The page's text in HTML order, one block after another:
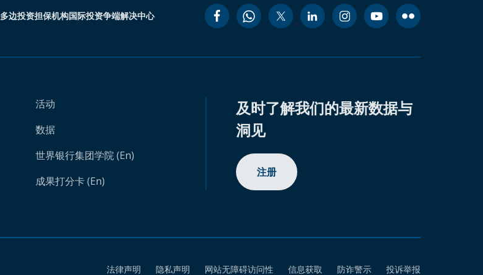
多边投资担保机构国际投资争端解决中心
活动
数据
世界银行集团学院 (En)
成果打分卡 (En)
及时了解我们的最新数据与
洞见
注册
法律声明 隐私声明 网站无障碍访问性 信息获取 防诈警示 投诉举报